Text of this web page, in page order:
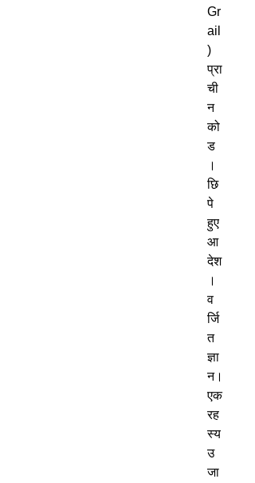
Gr
ail
)
प्रा
ची
न
को
ड
।
छि
पे
हुए
आ
देश
।
व
र्जि
त
ज्ञा
न।
एक
रह
स्य
उ
जा